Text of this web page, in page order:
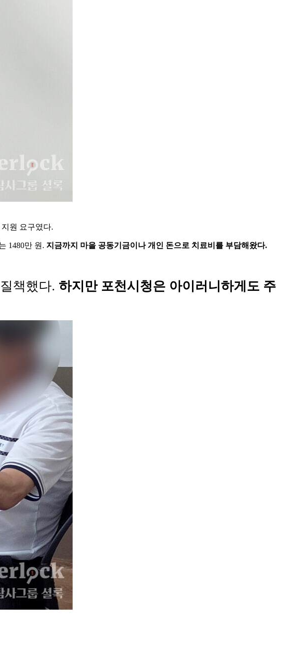
원 요구였다.
1480만 원. 지금까지 마을 공동기금이나 개인 돈으로 치료비를 부담해왔다.
책했다. 하지만 포천시청은 아이러니하게도 주